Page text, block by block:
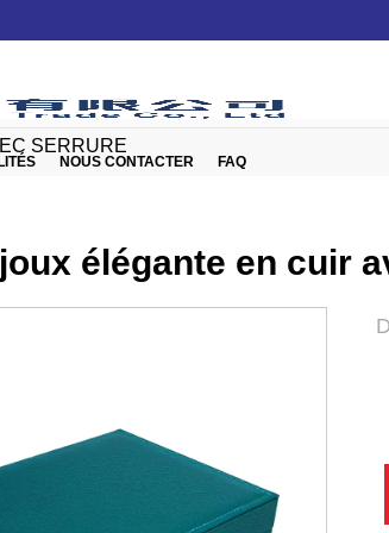
NOUS CONTACTER FAQ
SERRURE
élégante en cuir